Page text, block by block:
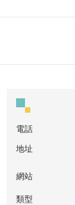
電話
地址
網站
類型